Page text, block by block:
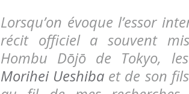
Lorsqu’on évoque l’essor
récit officiel a souvent mis
Hombu Dōjō de Tokyo,
Morihei Ueshiba et de son